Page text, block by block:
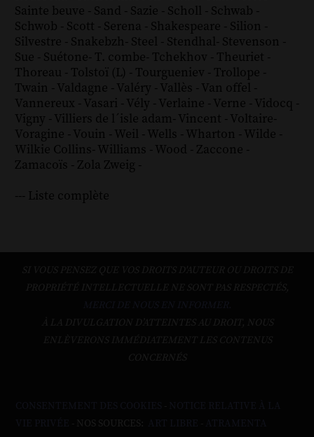
Sainte beuve - Sand - Sazie - Scholl - Schwab -
Schwob - Scott - Serena - Shakespeare - Silion -
Silvestre - Snakebzh- Steel - Stendhal- Stevenson -
Sue - Suétone- T. combe- Tchekhov - Theuriet -
Thoreau - Tolstoï (L) - Tourgueniev - Trollope -
Twain - Valdagne - Valéry - Vallès - Van offel -
Vannereux - Vasari - Vély - Verlaine - Verne - Vidocq -
Vigny - Villiers de l´isle adam- Vincent - Voltaire-
Voragine - Vouin - Weil - Wells - Wharton - Wilde -
Wilkie Collins- Williams - Wood - Zaccone -
Zamacoïs - Zola Zweig -
--- Liste complète